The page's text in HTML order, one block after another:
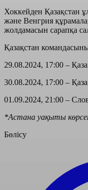
Хоккейден Қазақстан
және Венгрия
жолдамасын сарапқа
Қазақстан
29.08.2024, 17:00 –
30.08.2024, 17:00 –
01.09.2024, 21:00 –
*Астана уақыты
Бөлісу